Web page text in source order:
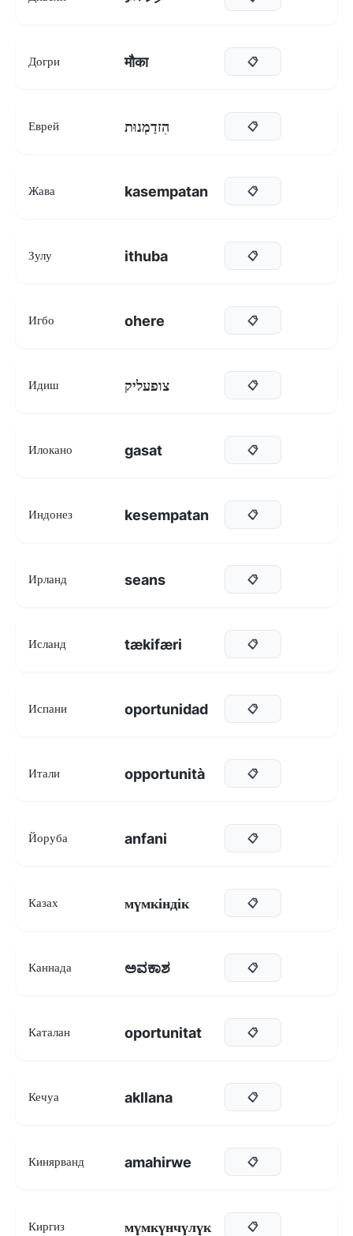
Догри मौका 📋
Еврей הִזדַמְנוּת 📋
Жава kasempatan 📋
Зулу ithuba 📋
Игбо ohere 📋
Идиш צופעליק 📋
Илокано gasat 📋
Индонез kesempatan 📋
Ирланд seans 📋
Исланд tækifæri 📋
Испани oportunidad 📋
Итали opportunità 📋
Йоруба anfani 📋
Казах мүмкіндік 📋
Каннада ಅವಕಾಶ 📋
Каталан oportunitat 📋
Кечуа akllana 📋
Кинярванд amahirwe 📋
Киргиз мүмкүнчүлүк 📋